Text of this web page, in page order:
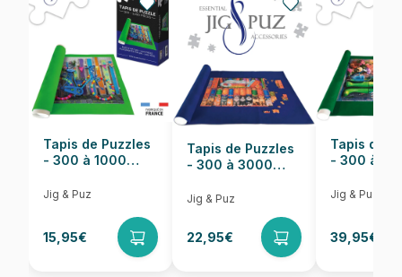
Nombre de pièces 300 pièces
Dimensions 47 x 33 cm
Tapis de Puzzles
- 300 à 1000
Jig & Puz
15,95€
Tapis de Puzzles
- 300 à 3000
Jig & Puz
22,95€
Tapis de
- 300 à
Jig & Puz
39,95€